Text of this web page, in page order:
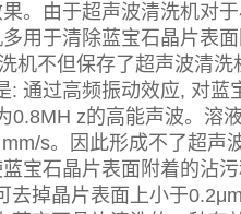
。由于超声波清洗机对
用于清除蓝宝石晶片表
不但保存了超声波清洗
: 通过高频振动效应, 对
0.8MH z的高能声波。溶
s。因此形成不了超声
宝石晶片表面附着的沾
去掉晶片表面上小于